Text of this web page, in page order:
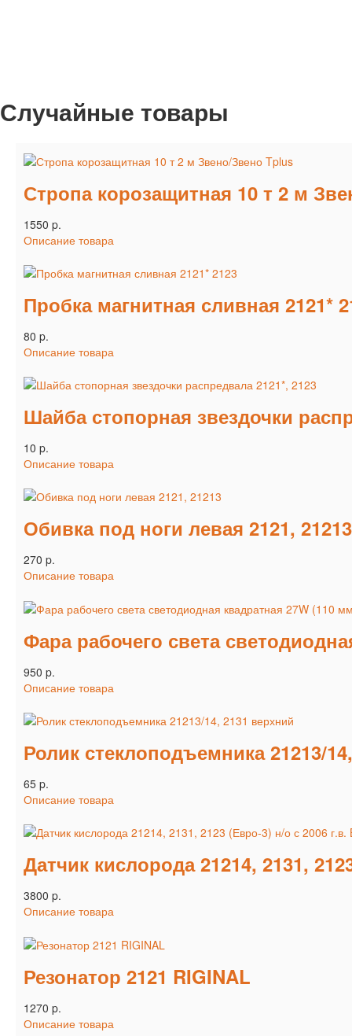
Случайные товары
Стропа корозащитная 10 т 2 м
1550 p.
Описание товара
Пробка магнитная сливная 2121*
80 p.
Описание товара
Шайба стопорная звездочки
10 p.
Описание товара
Обивка под ноги левая 2121, 21213
270 p.
Описание товара
Фара рабочего света
950 p.
Описание товара
Ролик стеклоподъемника 21213/
65 p.
Описание товара
Датчик кислорода 21214, 2131,
3800 p.
Описание товара
Резонатор 2121 RIGINAL
1270 p.
Описание товара